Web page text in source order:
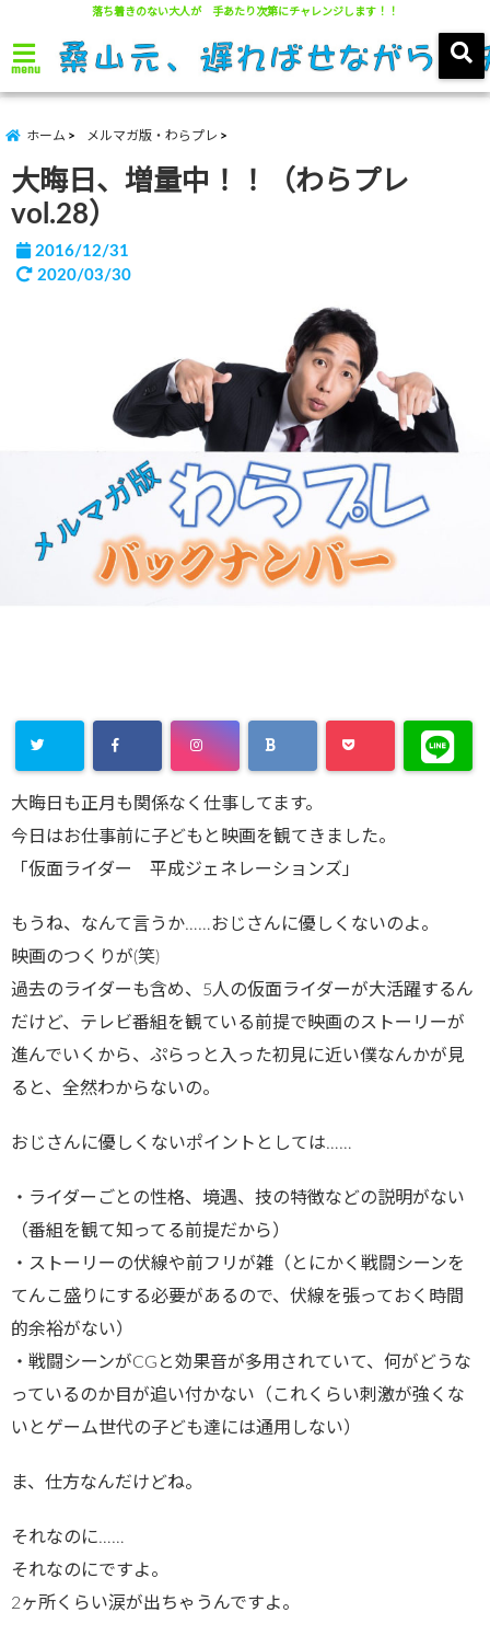
落ち着きのない大人が 手あたり次第にチャレンジします！！
menu
ホーム メルマガ版・わらプレ
大晦日、増量中！！（わらプレ
vol.28）
2016/12/31
2020/03/30
大晦日も正月も関係なく仕事してます。
今日はお仕事前に子どもと映画を観てきました。
「仮面ライダー 平成ジェネレーションズ」
もうね、なんて言うか……おじさんに優しくないのよ。
映画のつくりが(笑)
過去のライダーも含め、5人の仮面ライダーが大活躍するん
だけど、テレビ番組を観ている前提で映画のストーリーが
進んでいくから、ぷらっと入った初見に近い僕なんかが見
ると、全然わからないの。
おじさんに優しくないポイントとしては……
・ライダーごとの性格、境遇、技の特徴などの説明がない
（番組を観て知ってる前提だから）
・ストーリーの伏線や前フリが雑（とにかく戦闘シーンを
てんこ盛りにする必要があるので、伏線を張っておく時間
的余裕がない）
・戦闘シーンがCGと効果音が多用されていて、何がどうな
っているのか目が追い付かない（これくらい刺激が強くな
いとゲーム世代の子ども達には通用しない）
ま、仕方なんだけどね。
それなのに……
それなのにですよ。
2ヶ所くらい涙が出ちゃうんですよ。